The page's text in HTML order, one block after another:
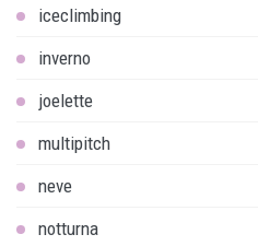
iceclimbing
inverno
joelette
multipitch
neve
notturna